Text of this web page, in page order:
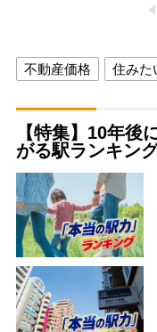
不動産価格 住みた
【特集】10年後
がる駅ランキン